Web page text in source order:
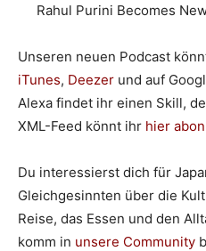
Rahul Purini Becomes
Unseren neuen Podcast
iTunes, Deezer und auf
Alexa findet ihr einen Skill,
XML-Feed könnt ihr hier
Du interessierst dich für
Gleichgesinnten über die
Reise, das Essen und den
komm in unsere Community